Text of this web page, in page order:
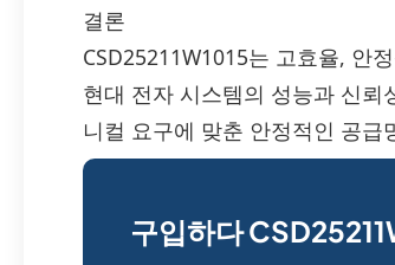
결론
CSD25211W1015는 고효율, 안
현대 전자 시스템의 성능과 신뢰
니컬 요구에 맞춘 안정적인 공
구입하다